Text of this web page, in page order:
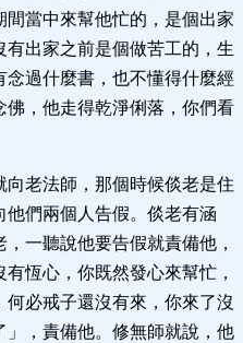
當中來幫他忙的，是個出家
出家之前是個做苦工的，生
過什麼書，也不懂得什麼經
，他走得乾淨俐落，你們看
老法師，那個時候倓老是住
們兩個人告假。倓老有涵
一聽說他要告假就責備他，
恆心，你既然發心來幫忙，
必戒子還沒有來，你來了沒
，責備他。修無師就說，他